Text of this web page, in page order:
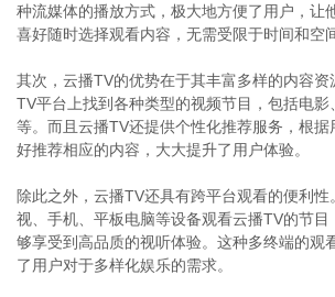
种流媒体的播放方式，极大地方便了用户，让
喜好随时选择观看内容，无需受限于时间和空间
其次，云播TV的优势在于其丰富多样的内容资
TV平台上找到各种类型的视频节目，包括电影
等。而且云播TV还提供个性化推荐服务，根
好推荐相应的内容，大大提升了用户体验。
除此之外，云播TV还具有跨平台观看的便利
视、手机、平板电脑等设备观看云播TV的节
够享受到高品质的视听体验。这种多终端的观
了用户对于多样化娱乐的需求。